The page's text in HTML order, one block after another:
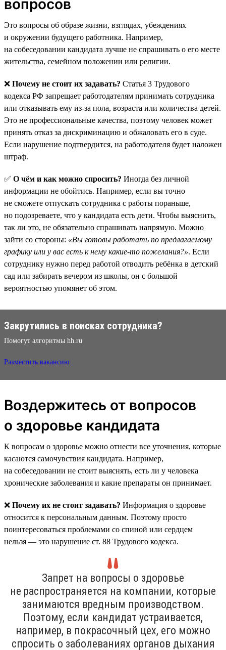
вопросов
Это вопросы об образе жизни, взглядах, убеждениях
и окружении будущего работника. Например,
на собеседовании кандидата лучше не спрашивать о его месте
жительства, семейном положении или религии.
❌ Почему не стоит их задавать? Статья 3 Трудового
кодекса РФ запрещает работодателям принимать сотрудника
или отказывать ему из-за пола, возраста или количества детей.
Это не профессиональные качества, поэтому человек может
принять отказ за дискриминацию и обжаловать его в суде.
Если нарушение подтвердится, на работодателя будет наложен
штраф.
✅ О чём и как можно спросить? Иногда без личной
информации не обойтись. Например, если вы точно
не сможете отпускать сотрудника с работы пораньше,
но подозреваете, что у кандидата есть дети. Чтобы выяснить,
так ли это, не обязательно спрашивать напрямую. Можно
зайти со стороны: «Вы готовы работать по предлагаемому
графику или у вас есть к нему какие-то пожелания?». Если
сотруднику нужно перед работой отводить ребёнка в детский
сад или забирать вечером из школы, он с большой
вероятностью упомянет об этом.
Закрутились в поисках сотрудника?
Помогут алгоритмы hh.ru
Разместить вакансию
Воздержитесь от вопросов
о здоровье кандидата
К вопросам о здоровье можно отнести все уточнения, которые
касаются самочувствия кандидата. Например,
на собеседовании не стоит выяснять, есть ли у человека
хронические заболевания и какие препараты он принимает.
❌ Почему их не стоит задавать? Информация о здоровье
относится к персональным данным. Поэтому просто
поинтересоваться проблемами со спиной или сердцем
нельзя — это нарушение ст. 88 Трудового кодекса.
Запрет на вопросы о здоровье
не распространяется на компании, которые
занимаются вредным производством.
Поэтому, если кандидат устраивается,
например, в покрасочный цех, его можно
спросить о заболеваниях органов дыхания